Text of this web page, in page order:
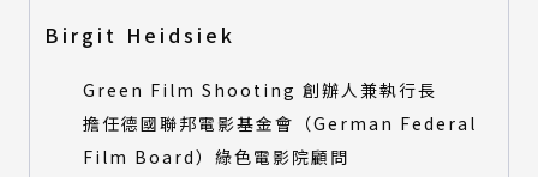
Birgit Heidsiek
Green Film Shooting 創辦人兼執行長
擔任德國聯邦電影基金會（German Federal
Film Board）綠色電影院顧問